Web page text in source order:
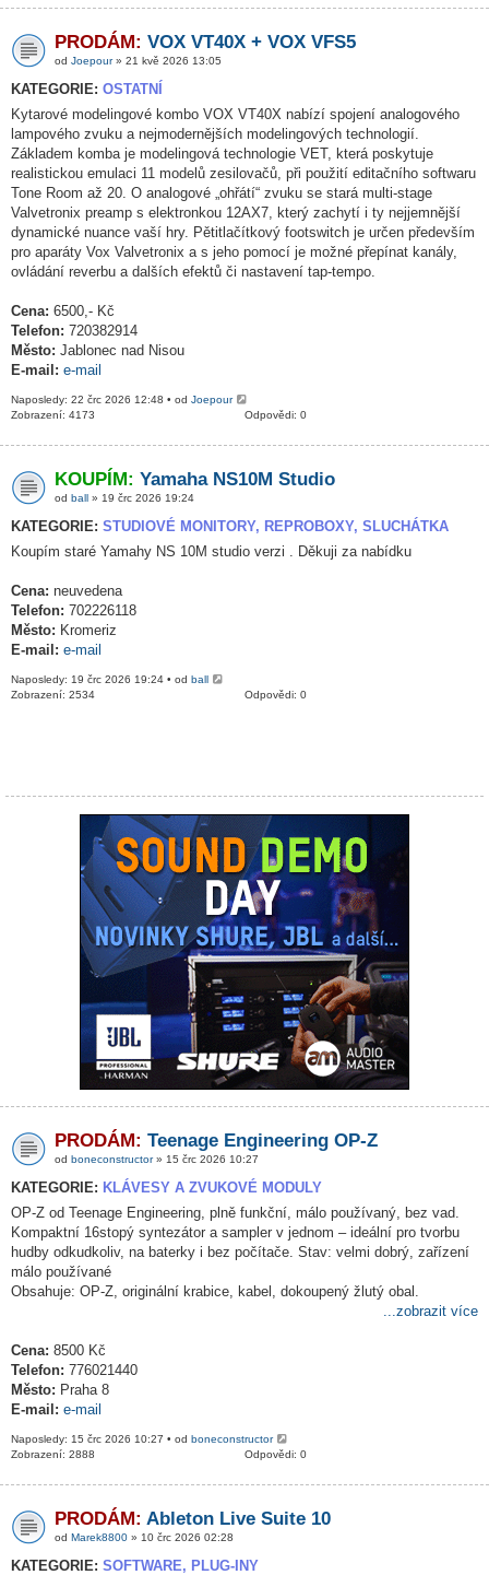
PRODÁM: VOX VT40X + VOX VFS5
od Joepour» 21 kvě 2026 13:05
KATEGORIE: OSTATNÍ
Kytarové modelingové kombo VOX VT40X nabízí spojení analogového
lampového zvuku a nejmodernějších modelingových technologií.
Základem komba je modelingová technologie VET, která poskytuje
realistickou emulaci 11 modelů zesilovačů, při použití editačního softwaru
Tone Room až 20. O analogové „ohřátí“ zvuku se stará multi-stage
Valvetronix preamp s elektronkou 12AX7, který zachytí i ty nejjemnější
dynamické nuance vaší hry. Pětitlačítkový footswitch je určen především
pro aparáty Vox Valvetronix a s jeho pomocí je možné přepínat kanály,
ovládání reverbu a dalších efektů či nastavení tap-tempo.
Cena: 6500,- Kč
Telefon: 720382914
Město: Jablonec nad Nisou
E-mail: e-mail
Naposledy: 22 črc 2026 12:48 • od Joepour
Odpovědi: 0
Zobrazení: 4173
KOUPÍM: Yamaha NS10M Studio
od ball » 19 črc 2026 19:24
KATEGORIE: STUDIOVÉ MONITORY, REPROBOXY, SLUCHÁTKA
Koupím staré Yamahy NS 10M studio verzi . Děkuji za nabídku
Cena: neuvedena
Telefon: 702226118
Město: Kromeriz
E-mail: e-mail
Naposledy: 19 črc 2026 19:24 • od ball
Odpovědi: 0
Zobrazení: 2534
PRODÁM: Teenage Engineering OP-Z
od boneconstructor» 15 črc 2026 10:27
KATEGORIE: KLÁVESY A ZVUKOVÉ MODULY
OP-Z od Teenage Engineering, plně funkční, málo používaný, bez vad.
Kompaktní 16stopý syntezátor a sampler v jednom – ideální pro tvorbu
hudby odkudkoliv, na baterky i bez počítače. Stav: velmi dobrý, zařízení
málo používané
Obsahuje: OP-Z, originální krabice, kabel, dokoupený žlutý obal.
...zobrazit více
Cena: 8500 Kč
Telefon: 776021440
Město: Praha 8
E-mail: e-mail
Naposledy: 15 črc 2026 10:27 • od boneconstructor
Odpovědi: 0
Zobrazení: 2888
PRODÁM: Ableton Live Suite 10
od Marek8800 » 10 črc 2026 02:28
KATEGORIE: SOFTWARE, PLUG-INY